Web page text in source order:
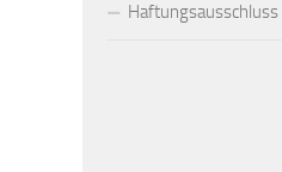
Haftungsausschluss